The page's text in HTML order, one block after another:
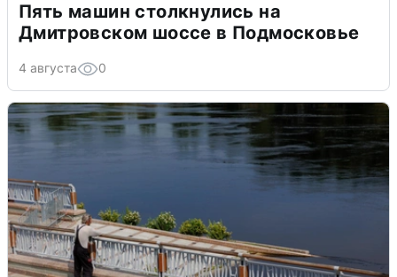
Пять машин столкнулись на
Дмитровском шоссе в Подмосковье
4 августа 0